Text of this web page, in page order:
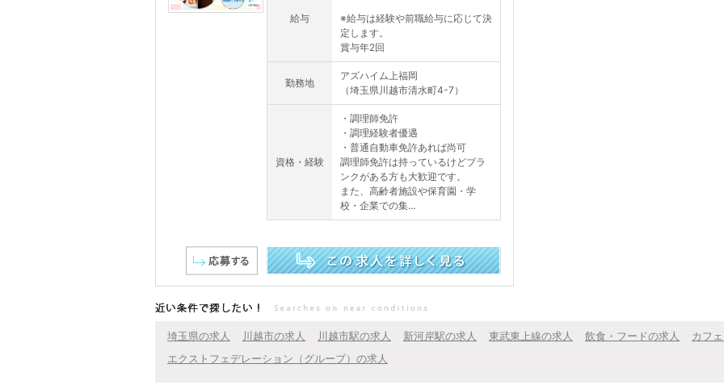
給与
※給与は経験や前職給与に応じて決
定します。
賞与年2回
勤務地
アズハイム上福岡
（埼玉県川越市清水町4-7）
資格・経験
・調理師免許
・調理経験者優遇
・普通自動車免許あれば尚可
調理師免許は持っているけどブラ
ンクがある方も大歓迎です。
また、高齢者施設や保育園・学
校・企業での集...
埼玉県の求人 川越市の求人 川越市駅の求人 新河岸駅の求人 東武東上線の求人 飲食・フードの求人
カフ
エクストフェデレーション（グループ）の求人